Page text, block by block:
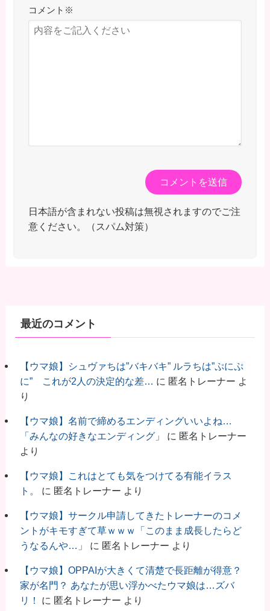
コメント ※
日本語が含まれない投稿は無視されますのでご注
意ください。（スパム対策）
最近のコメント
【ウマ娘】シュヴァちは”バキバキ” ルラちは”ぷにぷ
に” これが2人の決定的な差…
に 匿名トレーナー よ
り
【ウマ娘】名前で締めるエンディングいいよね…
「みんなの好きなエンディング」
に 匿名トレーナー
より
【ウマ娘】これはとても気をつけてる有能イラス
ト。
に 匿名トレーナー より
【ウマ娘】サークル申請してきたトレーナーのコメ
ントがキモすぎて草ｗｗｗ「このまま成長したらど
うなるんや…」
に 匿名トレーナー より
【ウマ娘】OPPAIが大きくて清楚で長距離が得意？
家が名門？ あなたが思い浮かべたウマ娘は…ズバ
リ！
に 匿名トレーナー より